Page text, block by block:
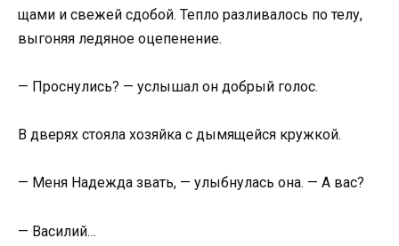
щами и свежей сдобой. Тепло разливалось по телу,
выгоняя ледяное оцепенение.
— Проснулись? — услышал он добрый голос.
В дверях стояла хозяйка с дымящейся кружкой.
— Меня Надежда звать, — улыбнулась она. — А вас?
— Василий…